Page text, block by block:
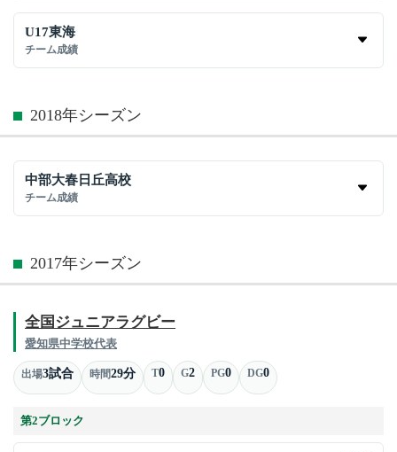
U17東海
チーム成績
2018年シーズン
中部大春日丘高校
チーム成績
2017年シーズン
全国ジュニアラグビー
愛知県中学校代表
出場3試合 時間29分 T0 G2 PG0 DG0
第2ブロック